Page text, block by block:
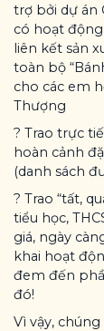
trợ bởi dự án
có hoạt
liên kết sản
toàn bộ
cho các em
Thượng
? Trao trực
hoàn cảnh
(danh sách
? Trao “tất,
tiểu học,
giá, ngày
khai hoạt
đem đến
đó!
Vì vậy,